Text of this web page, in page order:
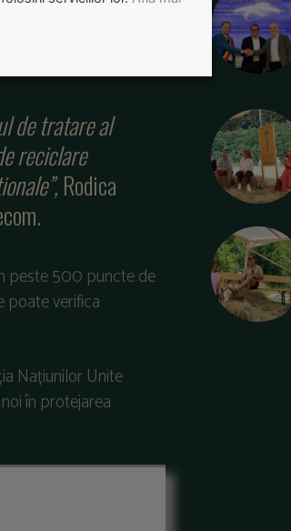
titlu gratuit deșeurile
precum și
de tratare al
reciclare
Rodica
peste 500 puncte de
poate verifica
Națiunilor Unite
în protejarea